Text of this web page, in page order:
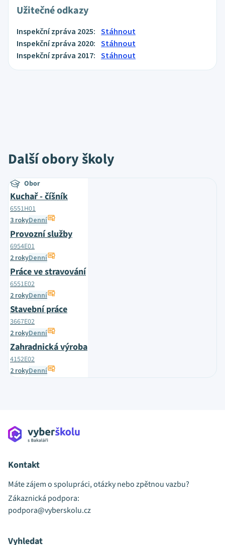
Užitečné odkazy
Inspekční zpráva 2025: Stáhnout
Inspekční zpráva 2020: Stáhnout
Inspekční zpráva 2017: Stáhnout
Další obory školy
Obor
Kuchař - číšník
6551H01
3 rokyDenní
Provozní služby
6954E01
2 rokyDenní
Práce ve stravování
6551E02
2 rokyDenní
Stavební práce
3667E02
2 rokyDenní
Zahradnická výroba
4152E02
2 rokyDenní
Kontakt
Máte zájem o spolupráci, otázky nebo zpětnou vazbu?
Zákaznická podpora:
podpora@vyberskolu.cz
Vyhledat